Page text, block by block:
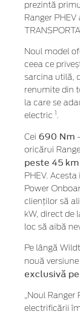
prezintă
Ranger
Noul model
ceea ce
sarcina utilă,
renumite din
la care se
electric 1.
Cei 690 Nm
oricărui
peste 45 km
PHEV.
Power
clienților să
kW, direct de
loc să aibă
Pe lângă
nouă versiune
exclusivă
„Noul Ranger
electrificării